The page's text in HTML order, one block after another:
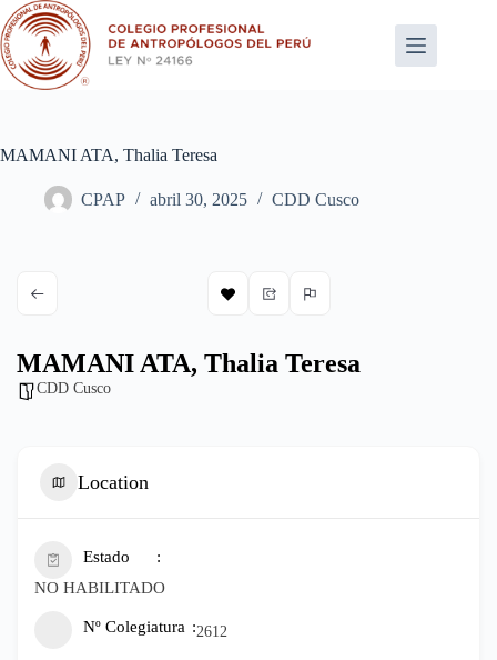
Saltar
al
contenido
MAMANI ATA, Thalia Teresa
CPAP abril 30, 2025 CDD Cusco
MAMANI ATA, Thalia Teresa
CDD Cusco
Location
Estado
NO HABILITADO
Nº Colegiatura 2612